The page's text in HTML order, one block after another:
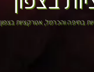
בחיפה והכרמל אטרקציות בצפון